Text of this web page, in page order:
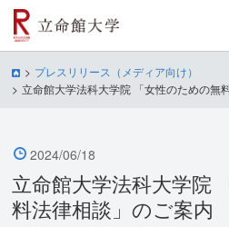
プレスリリース（メディア向け）
立命館大学法科大学院 「女性のための無
2024/06/18
立命館大学法科大学院
料法律相談」のご案内